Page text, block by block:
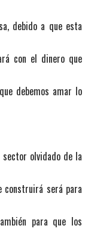
debido a que esta
con el dinero que
debemos amar lo
sector olvidado de la
construirá será para
para que los